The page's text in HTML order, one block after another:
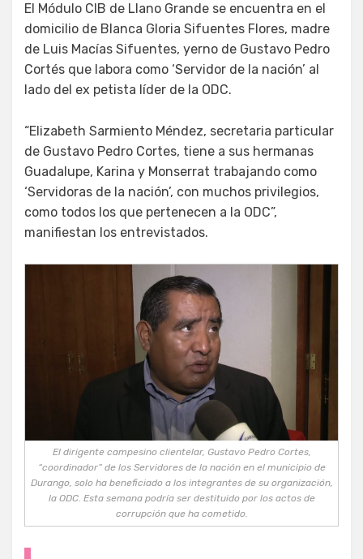
El Módulo CIB de Llano Grande se encuentra en el
domicilio de Blanca Gloria Sifuentes Flores, madre
de Luis Macías Sifuentes, yerno de Gustavo Pedro
Cortés que labora como ‘Servidor de la nación’ al
lado del ex petista líder de la ODC.
“Elizabeth Sarmiento Méndez, secretaria particular
de Gustavo Pedro Cortes, tiene a sus hermanas
Guadalupe, Karina y Monserrat trabajando como
‘Servidoras de la nación’, con muchos privilegios,
como todos los que pertenecen a la ODC”,
manifiestan los entrevistados.
El dirigente campesino clientelar, Gustavo Pedro Cortes,
“coordinador” de los Servidores de la nación en el municipio de
Durango, solo ha beneficiado a los integrantes de su organización,
la ODC. Esta semana podría ser destituido por los actos de
corrupción que ha cometido.